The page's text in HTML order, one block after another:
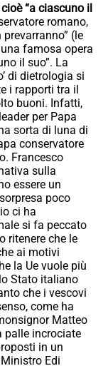
“a ciascuno il
romano,
(le
famosa opera
il suo”. La
di dietrologia si
i rapporti tra il
buoni. Infatti,
per Papa
sorta di luna di
conservatore
Francesco
sulla
essere un
poco
ci ha
si fa peccato
ritenere che le
ai motivi
la Ue vuole più
Stato italiano
che i vescovi
come ha
Matteo
palle incrociate
in un
Edi